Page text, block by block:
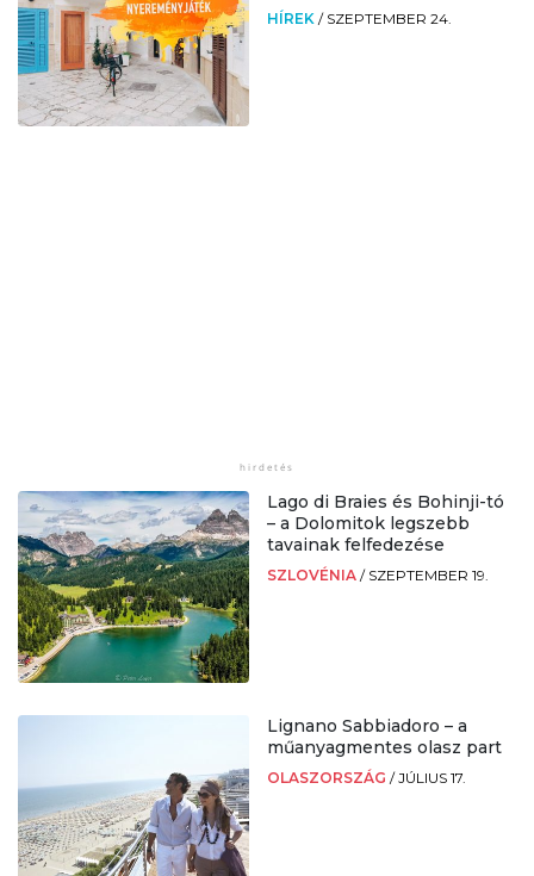
HÍREK / SZEPTEMBER 24.
Lago di Braies és Bohinji-tó
– a Dolomitok legszebb
tavainak felfedezése
SZLOVÉNIA / SZEPTEMBER 19.
Lignano Sabbiadoro – a
műanyagmentes olasz part
OLASZORSZÁG /JÚLIUS 17.